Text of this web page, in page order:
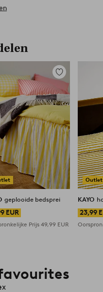
Toevoegen
aan
favorieten
geplooide bedsprei
EUR
Prijs49,99 EUR
Outlet
KAYO
23,99